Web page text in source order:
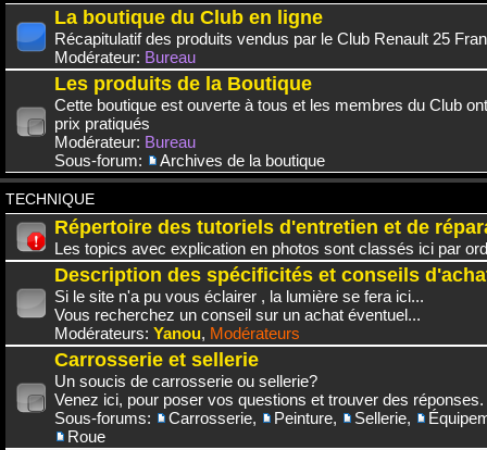
La boutique du Club en ligne
Récapitulatif des produits vendus par le Club Renault 25
Modérateur: Bureau
Les produits de la Boutique
Cette boutique est ouverte à tous et les membres du Club
prix pratiqués
Modérateur: Bureau
Sous-forum:
Archives de la boutique
TECHNIQUE
Répertoire des tutoriels d'entretien et de
Les topics avec explication en photos sont classés ici par
Description des spécificités et conseils
Si le site n'a pu vous éclairer , la lumière se fera ici...
Vous recherchez un conseil sur un achat éventuel...
Modérateurs: Yanou, Modérateurs
Carrosserie et sellerie
Un soucis de carrosserie ou sellerie?
Venez ici, pour poser vos questions et trouver des réponses.
Sous-forums:
Carrosserie, Peinture, Sellerie,
Roue